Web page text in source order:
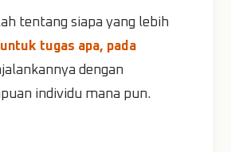
tentang siapa yang lebih
tugas apa, pada
dengan
individu mana pun.